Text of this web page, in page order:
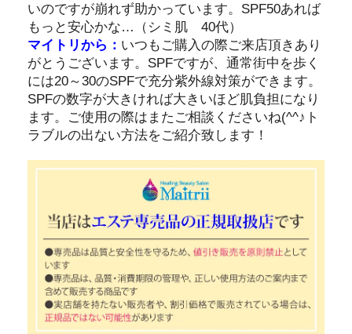
いのですが崩れず助かっています。SPF50あれば
もっと安心かな…（シミ肌 40代）
マイトリから： いつもご購入の際ご来店頂きあり
がとうございます。SPFですが、通常街中を歩く
には20～30のSPFで充分紫外線対策ができます。
SPFの数字が大きければ大きいほど肌負担になり
ます。ご使用の際はまたご相談くださいね(^^♪ト
ラブルの出ない方法をご紹介致します！